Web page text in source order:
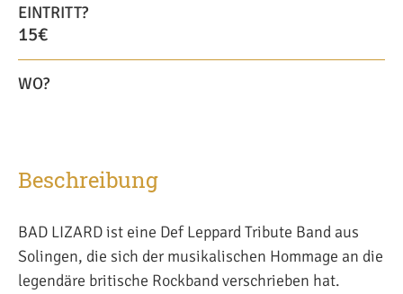
EINTRITT?
15€
WO?
Beschreibung
BAD LIZARD ist eine Def Leppard Tribute Band aus
Solingen, die sich der musikalischen Hommage an die
legendäre britische Rockband verschrieben hat.